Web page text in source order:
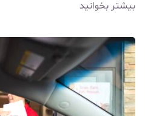
بیشتر بخوانید